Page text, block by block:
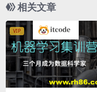
相关文章
VIP